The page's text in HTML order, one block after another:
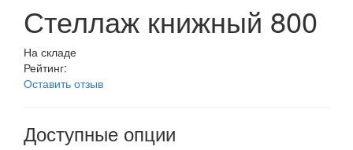
Стеллаж книжный 800
На складе
Рейтинг:
Оставить отзыв
Доступные опции